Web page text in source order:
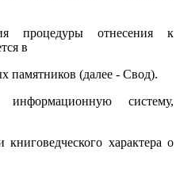
процедуры отнесения к
в
памятников (далее - Свод).
систему,
характера о